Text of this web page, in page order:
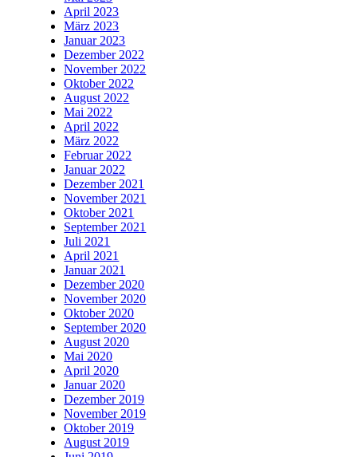
April 2023
März 2023
Januar 2023
Dezember 2022
November 2022
Oktober 2022
August 2022
Mai 2022
April 2022
März 2022
Februar 2022
Januar 2022
Dezember 2021
November 2021
Oktober 2021
September 2021
Juli 2021
April 2021
Januar 2021
Dezember 2020
November 2020
Oktober 2020
September 2020
August 2020
Mai 2020
April 2020
Januar 2020
Dezember 2019
November 2019
Oktober 2019
August 2019